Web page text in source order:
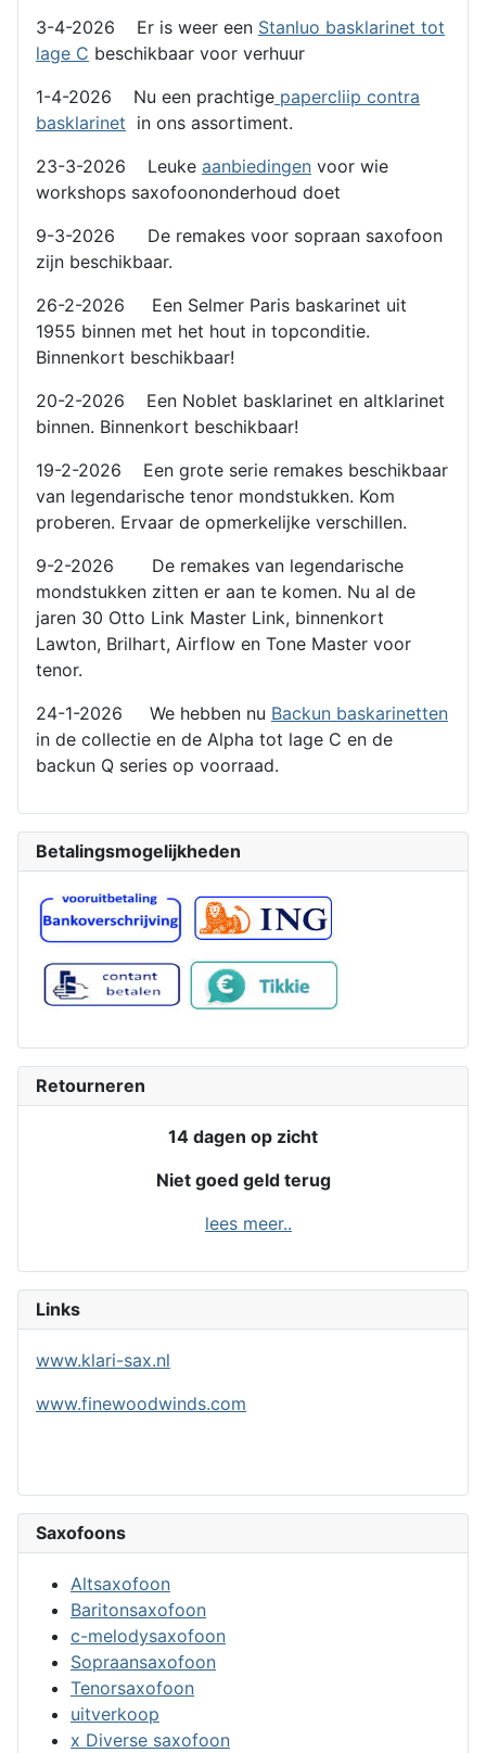
3-4-2026 Er is weer een Stanluo basklarinet tot
lage C beschikbaar voor verhuur
1-4-2026 Nu een prachtige papercliip contra
basklarinet in ons assortiment.
23-3-2026 Leuke aanbiedingen voor wie
workshops saxofoononderhoud doet
9-3-2026 De remakes voor sopraan saxofoon
zijn beschikbaar.
26-2-2026 Een Selmer Paris baskarinet uit
1955 binnen met het hout in topconditie.
Binnenkort beschikbaar!
20-2-2026 Een Noblet basklarinet en altklarinet
binnen. Binnenkort beschikbaar!
19-2-2026 Een grote serie remakes beschikbaar
van legendarische tenor mondstukken. Kom
proberen. Ervaar de opmerkelijke verschillen.
9-2-2026 De remakes van legendarische
mondstukken zitten er aan te komen. Nu al de
jaren 30 Otto Link Master Link, binnenkort
Lawton, Brilhart, Airflow en Tone Master voor
tenor.
24-1-2026 We hebben nu Backun baskarinetten
in de collectie en de Alpha tot lage C en de
backun Q series op voorraad.
Betalingsmogelijkheden
Retourneren
14 dagen op zicht
Niet goed geld terug
lees meer..
Links
www.klari-sax.nl
www.finewoodwinds.com
Saxofoons
Altsaxofoon
Baritonsaxofoon
c-melodysaxofoon
Sopraansaxofoon
Tenorsaxofoon
uitverkoop
x Diverse saxofoon